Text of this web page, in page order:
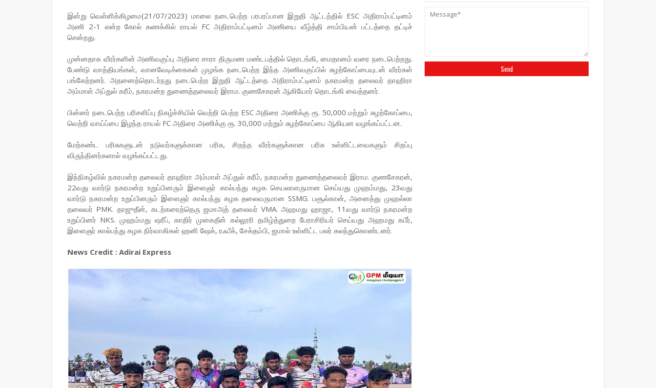
இன்று வெள்ளிக்கிழமை(21/07/2023) மாலை நடைபெற்ற பரபரப்பான இறுதி ஆட்டத்தில் ESC அதிராம்பட்டினம்
அணி 2-1 என்ற கோல் கணக்கில் ராயல் FC அதிராம்பட்டினம் அணியை வீழ்த்தி சாம்பியன் பட்டத்தை தட்டிச்
சென்றது.
முன்னதாக வீரர்களின் அணிவகுப்பு அதிரை சாரா திருமண மண்டபத்தில் தொடங்கி, மைதானம் வரை நடைபெற்றது.
பேண்டு வாத்தியங்கள், வானவேடிக்கைகள் முழங்க நடைபெற்ற இந்த அணிவகுப்பில் சுழற்கோப்பையுடன் வீரர்கள்
பங்கேற்றனர். அதனைத்தொடர்நது நடைபெற்ற இறுதி ஆட்டத்தை அதிராம்பட்டினம் நகரமன்ற தலைவர் தாஹிரா
அம்மாள் அப்துல் கரீம், நகரமன்ற துணைத்தலைவர் இராம. குணசேகரன் ஆகியோர் தொடங்கி வைத்தனர்.
பின்னர் நடைபெற்ற பரிசளிப்பு நிகழ்ச்சியில் வெற்றி பெற்ற ESC அதிரை அணிக்கு ரூ. 50,000 மற்றும் சுழற்கோப்பை,
வெற்றி வாய்ப்பை இழந்த ராயல் FC அதிரை அணிக்கு ரூ. 30,000 மற்றும் சுழற்கோப்பை ஆகியன வழங்கப்பட்டன.
மேற்கண்ட பரிசுகளுடன் நடுவர்களுக்கான பரிசு, சிறந்த வீரர்களுக்கான பரிசு உள்ளிட்டவைகளும் சிறப்பு
விருந்தினர்களால் வழங்கப்பட்டது.
இந்நிகழ்வில் நகரமன்ற தலைவர் தாஹிரா அம்மாள் அப்துல் கரீம், நகரமன்ற துணைத்தலைவர் இராம. குணசேகரன்,
22வது வார்டு நகரமன்ற உறுப்பினரும் இளைஞர் கால்பந்து கழக செயலாளருமான செய்யது முஹம்மது, 23வது
வார்டு நகரமன்ற உறுப்பினரும் இளைஞர் கால்பந்து கழக தலைவருமான SSMG. பசூல்கான், அனைத்து முஹல்லா
தலைவர் PMK. தாஜுதீன், கடற்கரைத்தெரு ஜமாஅத் தலைவர் VMA. அஹமது ஹாஜா, 11வது வார்டு நகரமன்ற
உறுப்பினர் NKS. முஹம்மது ஷரீப், காதிர் முகைதீன் கல்லூரி தமிழ்த்துறை பேராசிரியர் செய்யது அஹமது கபீர்,
இளைஞர் கால்பந்து கழக நிர்வாகிகள் ஹனி ஷேக், ரஃபீக், சேக்தம்பி, ஜமால் உள்ளிட்ட பலர் கலந்துகொண்டனர்.
News Credit : Adirai Express